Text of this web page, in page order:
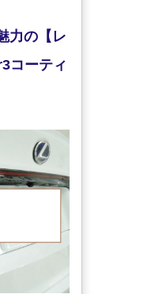
力の【レ
コーティ